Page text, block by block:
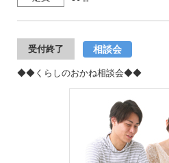
受付終了 相談会
◆◆くらしのおかね相談会◆◆